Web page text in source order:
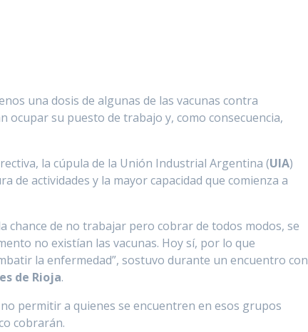
una dosis de algunas de las vacunas contra
ocupar su puesto de trabajo y, como consecuencia,
la cúpula de la Unión Industrial Argentina (UIA)
actividades y la mayor capacidad que comienza a
chance de no trabajar pero cobrar de todos modos, se
no existían las vacunas. Hoy sí, por lo que
la enfermedad”, sostuvo durante un encuentro con
de Rioja.
permitir a quienes se encuentren en esos grupos
cobrarán.